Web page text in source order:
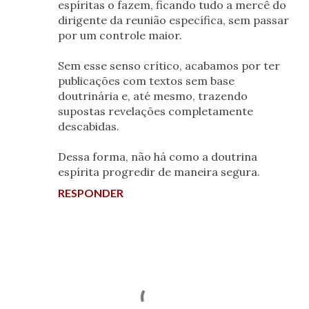
espíritas o fazem, ficando tudo a mercê do
dirigente da reunião específica, sem passar
por um controle maior.
Sem esse senso crítico, acabamos por ter
publicações com textos sem base
doutrinária e, até mesmo, trazendo
supostas revelações completamente
descabidas.
Dessa forma, não há como a doutrina
espírita progredir de maneira segura.
RESPONDER